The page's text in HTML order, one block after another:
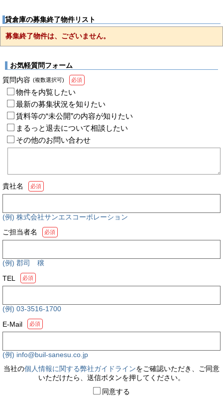
貸倉庫の募集終了物件リスト
募集終了物件は、ございません。
お気軽質問フォーム
質問内容 (複数選択可) 必須
物件を内覧したい
最新の募集状況を知りたい
賃料等の“未公開”の内容が知りたい
まるっと退去について相談したい
その他のお問い合わせ
貴社名 必須
(例) 株式会社サンエスコーポレーション
ご担当者名
必須
(例) 郡司 穣
TEL
必須
(例) 03-3516-1700
E-Mail
必須
(例) info@buil-sanesu.co.jp
当社の個人情報に関する弊社ガイドラインをご確認いただき、ご同意
いただけたら、送信ボタンを押してください。
同意する